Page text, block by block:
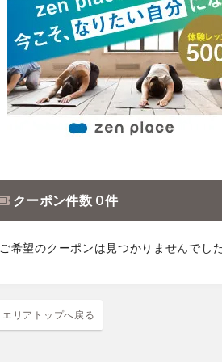
クーポン件数 0 件
ご希望のクーポンは見つかりませんでし
エリアトップへ戻る